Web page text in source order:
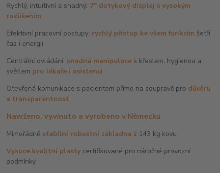
Rychlý, intuitivní a snadný: 7" dotykový displej s vysokým
rozlišením
Efektivní pracovní postupy: rychlý přístup ke všem funkcím šetří
čas i energii
Centrální ovládání: snadná manipulace s křeslem, hygienou a
světlem pro lékaře i asistenci
Otevřená komunikace s pacientem přímo na soupravě pro důvěru
a transparentnost
Navrženo, vyvinuto a vyrobeno v Německu
Mimořádně stabilní robustní základna z 143 kg kovu
Vysoce kvalitní plasty certifikované pro náročné provozní
podmínky